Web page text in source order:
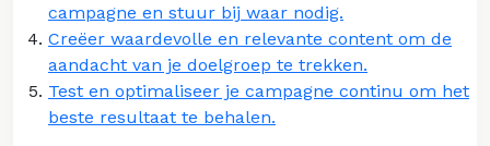
campagne en stuur bij waar nodig.
Creëer waardevolle en relevante content om de
aandacht van je doelgroep te trekken.
Test en optimaliseer je campagne continu om het
beste resultaat te behalen.